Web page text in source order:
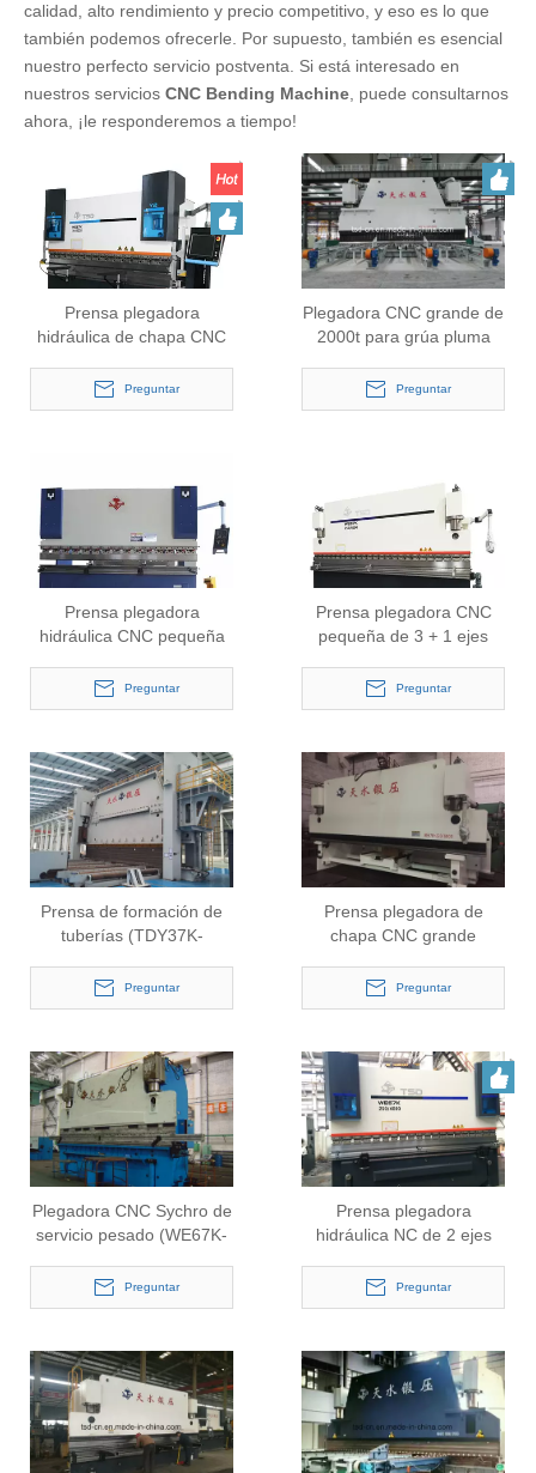
calidad, alto rendimiento y precio competitivo, y eso es lo que
también podemos ofrecerle. Por supuesto, también es esencial
nuestro perfecto servicio postventa. Si está interesado en
nuestros servicios CNC Bending Machine , puede consultarnos
ahora, ¡le responderemos a tiempo!
Prensa plegadora
hidráulica de chapa CNC
160/3200)
Preguntar
Plegadora CNC grande de
2000t para grúa pluma
Preguntar
Prensa plegadora
hidráulica CNC pequeña
100/3200)
Preguntar
Prensa plegadora CNC
pequeña de 3 + 1 ejes
250/5000)
Preguntar
Prensa de formación de
tuberías (TDY37K-
Preguntar
Prensa plegadora de
chapa CNC grande
Preguntar
Plegadora CNC Sychro de
servicio pesado (WE67K-
Preguntar
Prensa plegadora
hidráulica NC de 2 ejes
Preguntar